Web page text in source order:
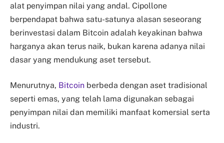
alat penyimpan nilai yang andal. Cipollone
berpendapat bahwa satu-satunya alasan seseorang
berinvestasi dalam Bitcoin adalah keyakinan bahwa
harganya akan terus naik, bukan karena adanya nilai
dasar yang mendukung aset tersebut.
Menurutnya, Bitcoin berbeda dengan aset tradisional
seperti emas, yang telah lama digunakan sebagai
penyimpan nilai dan memiliki manfaat komersial serta
industri.